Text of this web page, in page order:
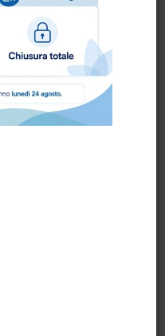
PRONTA CONSEGNA